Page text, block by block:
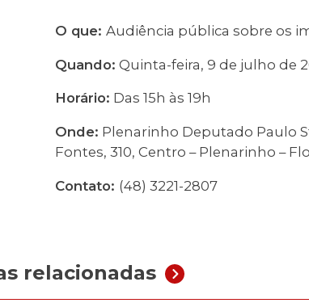
O que: Audiência pública sobre os
Quando: Quinta-feira, 9 de julho de
Horário: Das 15h às 19h
Onde: Plenarinho Deputado Paulo
Fontes, 310, Centro – Plenarinho –
Contato: (48) 3221-2807
relacionadas